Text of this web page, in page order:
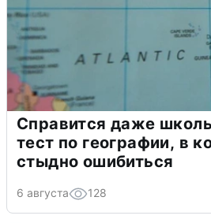
Справится даже
тест по географии, в
стыдно ошибиться
6 августа 128